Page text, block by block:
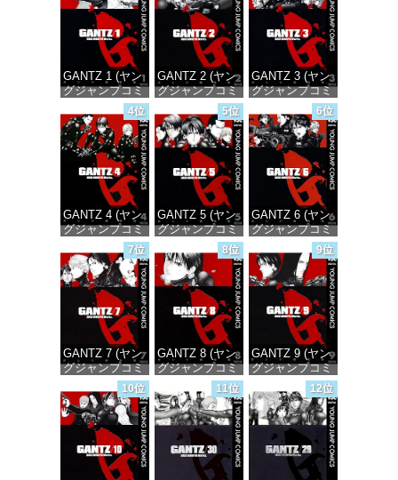
GANTZ 1 (ヤン
グジャンプコミ
ックスDIGITAL)
価格：¥100
GANTZ 2 (ヤン
グジャンプコミ
ックスDIGITAL)
価格：¥100
GANTZ 3 (ヤン
グジャンプコミ
ックスDIGITAL)
価格：¥100
4位
GANTZ 4 (ヤン
グジャンプコミ
ックスDIGITAL)
価格：¥100
5位
GANTZ 5 (ヤン
グジャンプコミ
ックスDIGITAL)
価格：¥100
6位
GANTZ 6 (ヤン
グジャンプコミ
ックスDIGITAL)
価格：¥100
7位
GANTZ 7 (ヤン
グジャンプコミ
ックスDIGITAL)
価格：¥100
8位
GANTZ 8 (ヤン
グジャンプコミ
ックスDIGITAL)
価格：¥100
9位
GANTZ 9 (ヤン
グジャンプコミ
ックスDIGITAL)
価格：¥100
10位 11位 12位